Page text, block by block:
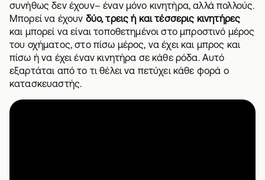
συνήθως δεν έχουν– έναν μόνο κινητήρα, αλλά πολλούς.
Μπορεί να έχουν δύο, τρεις ή και τέσσερις κινητήρες
και μπορεί να είναι τοποθετημένοι στο μπροστινό μέρος
του οχήματος, στο πίσω μέρος, να έχει και μπρος και
πίσω ή να έχει έναν κινητήρα σε κάθε ρόδα. Αυτό
εξαρτάται από το τι θέλει να πετύχει κάθε φορά ο
κατασκευαστής.